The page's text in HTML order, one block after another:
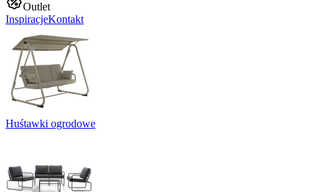
Outlet
InspiracjeKontakt
Huśtawki ogrodowe